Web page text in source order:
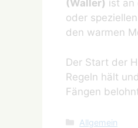
(Waller) ist an
oder
den warmen
Der Start der
Regeln hält
Fängen
Kategorien
Allgemein